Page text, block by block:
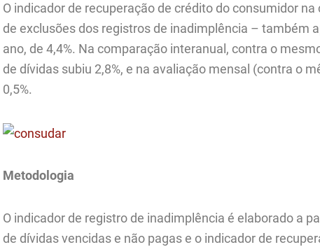
O indicador de recuperação de crédito do consumidor
de exclusões dos registros de inadimplência – também
ano, de 4,4%. Na comparação interanual, contra o
de dívidas subiu 2,8%, e na avaliação mensal (contra o
0,5%.
Metodologia
O indicador de registro de inadimplência é elaborado a
de dívidas vencidas e não pagas e o indicador de